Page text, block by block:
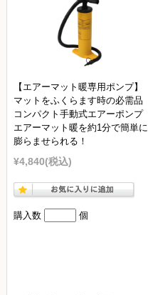
【エアーマット暖専用ポンプ】
マットをふくらます時の必需品
コンパクト手動式エアーポンプ
エアーマット暖を約1分で簡単に
膨らませられる！
¥4,840(税込)
購入数 個